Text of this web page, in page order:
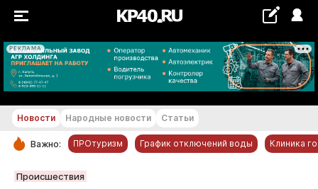
РЕКЛАМА
+17...+18 °С
РУБРИКИ
Новости Народные новости Статьи
Важно: ПРОтуризм График отключений воды Клиника
Происшествия